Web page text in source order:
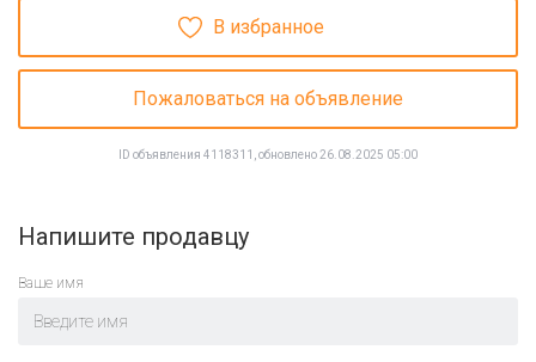
В избранное
Пожаловаться на объявление
ID объявления 4118311, обновлено 26.08.2025 05:00
Напишите продавцу
Ваше имя